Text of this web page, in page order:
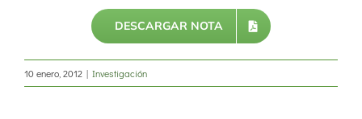
DESCARGAR NOTA
10 enero, 2012 | Investigación